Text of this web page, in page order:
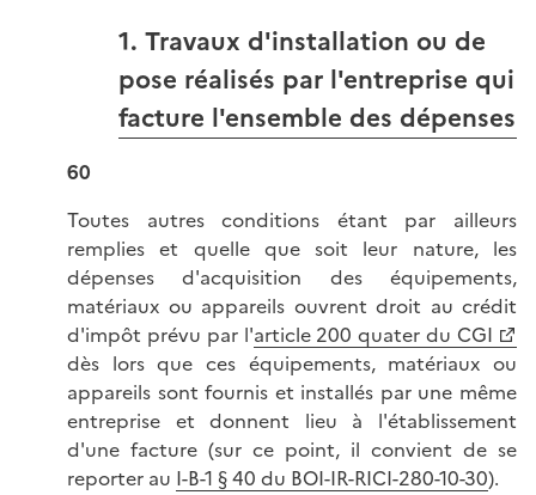
1. Travaux d'installation ou de
pose réalisés par l'entreprise qui
facture l'ensemble des dépenses
60
Toutes autres conditions étant par ailleurs
remplies et quelle que soit leur nature, les
dépenses d'acquisition des équipements,
matériaux ou appareils ouvrent droit au crédit
d'impôt prévu par l'article 200 quater du CGI
dès lors que ces équipements, matériaux ou
appareils sont fournis et installés par une même
entreprise et donnent lieu à l'établissement
d'une facture (sur ce point, il convient de se
reporter au I-B-1 § 40 du BOI-IR-RICI-280-10-30).